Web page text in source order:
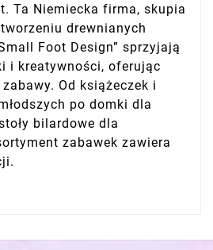
Ta Niemiecka firma, skupia
drewnianych
Foot Design” sprzyjają
i kreatywności, oferując
Od książeczek i
po domki dla
bilardowe dla
zabawek zawiera